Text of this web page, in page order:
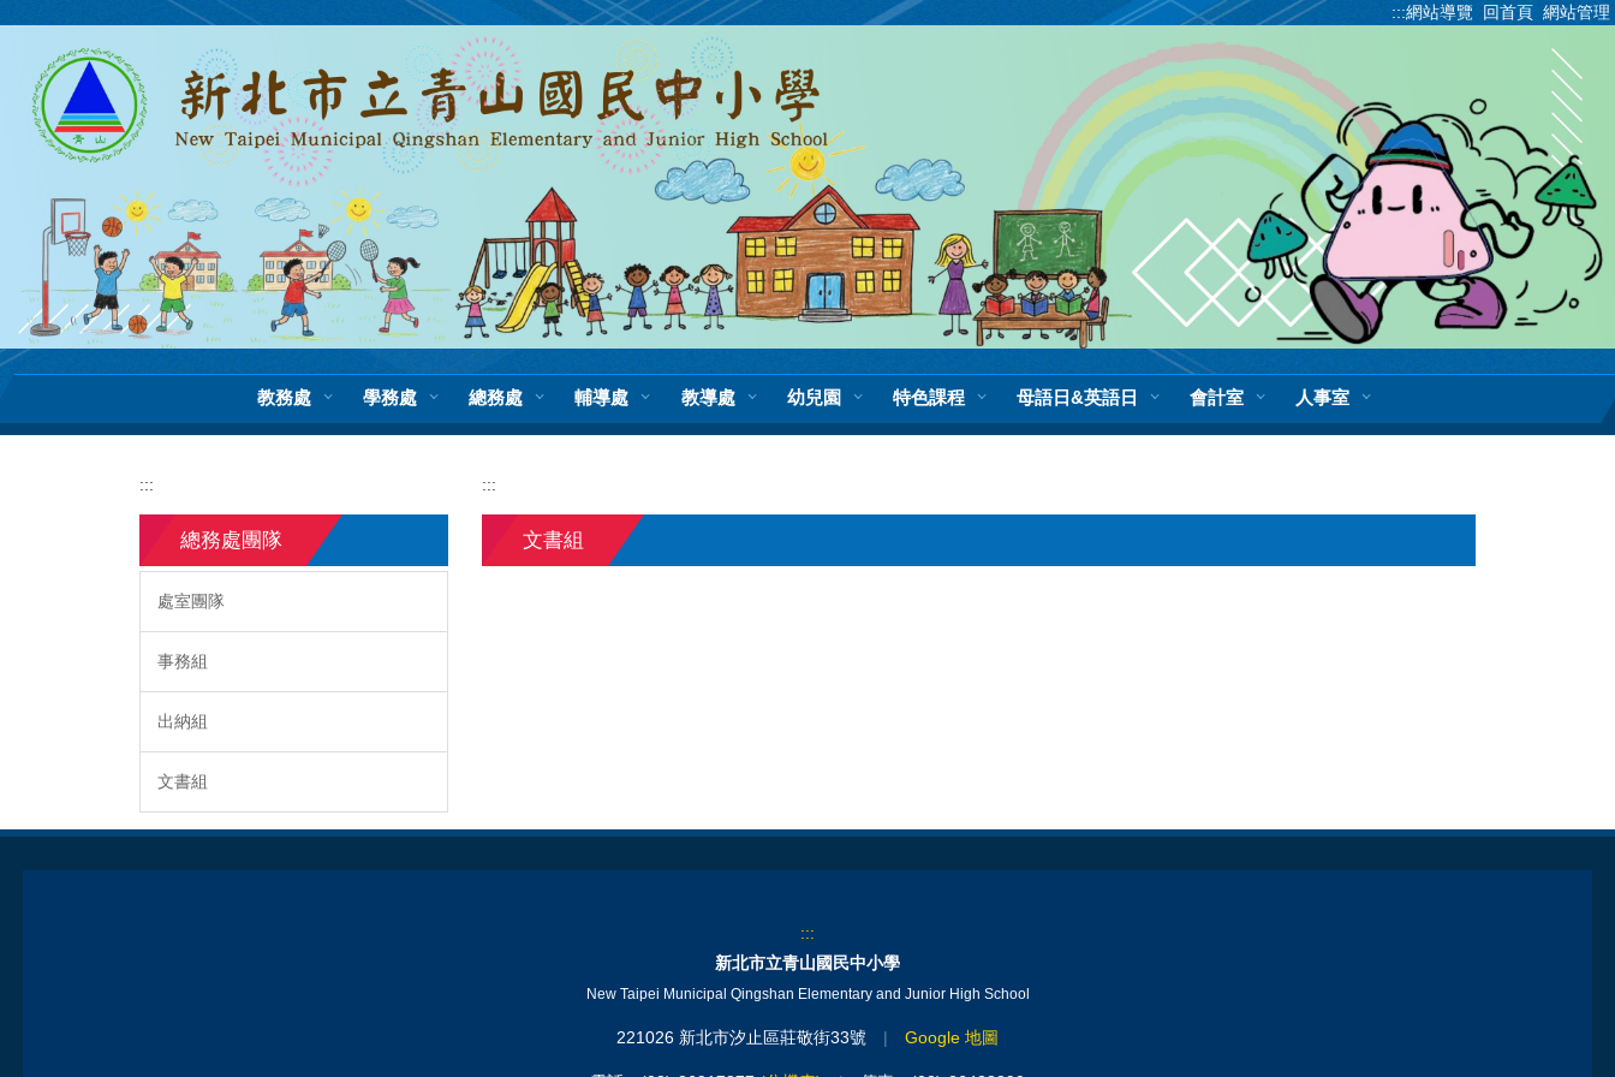
:::網站導覽 回首頁 網站管理
教務處 學務處 總務處 輔導處 教導處 幼兒園 特色課程 母語日&英語日 會計室 人事室
:::
總務處團隊
處室團隊
事務組
出納組
文書組
:::
文書組
:::
新北市立青山國民中小學
New Taipei Municipal Qingshan Elementary and Junior High School
221026 新北市汐止區莊敬街33號 | Google 地圖